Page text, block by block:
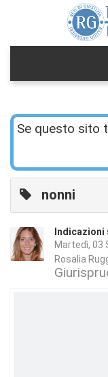
Se questo sito
nonni
Indicazioni
Martedì, 03
Rosalia